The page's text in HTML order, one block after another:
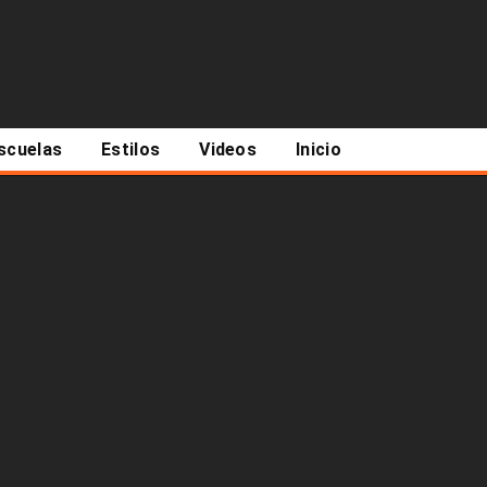
Estilos Videos Inicio